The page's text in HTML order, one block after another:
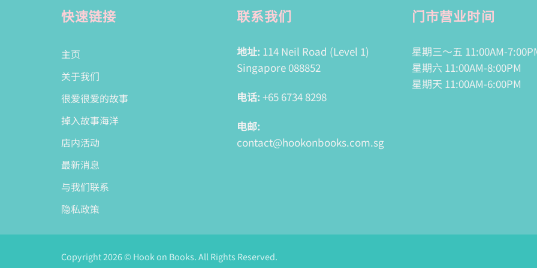
快速链接
主页
关于我们
很爱很爱的故事
掉入故事海洋
店内活动
最新消息
与我们联系
隐私政策
联系我们
地址: 114 Neil Road (Level 1)
Singapore 088852
电话: +65 6734 8298
电邮:
contact@hookonbooks.com.sg
门市营业时间
星期三～五 11:00AM-
星期六 11:00AM-8:00PM
星期天 11:00AM-6:00PM
Copyright 2026 © Hook on Books. All Rights Reserved.